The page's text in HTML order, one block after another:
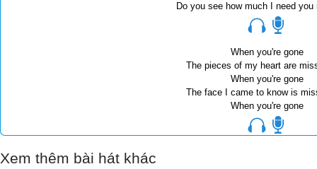
Do you see how much I need you
When you're gone
The pieces of my heart are
When you're gone
The face I came to know is
When you're gone
Xem thêm bài hát khác